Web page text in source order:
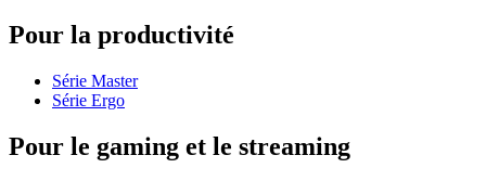
Pour la productivité
Série Master
Série Ergo
Pour le gaming et le streaming